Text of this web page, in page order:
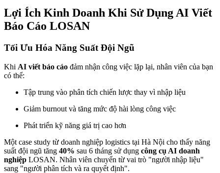
Lợi Ích Kinh Doanh Khi Sử Dụng AI Viết
Báo Cáo LOSAN
Tối Ưu Hóa Năng Suất Đội Ngũ
Khi AI viết báo cáo đảm nhận công việc lặp lại, nhân viên của bạn
có thể:
Tập trung vào phân tích chiến lược thay vì nhập liệu
Giảm burnout và tăng mức độ hài lòng công việc
Phát triển kỹ năng giá trị cao hơn
Một case study từ doanh nghiệp logistics tại Hà Nội cho thấy năng
suất đội ngũ tăng 40% sau 6 tháng sử dụng công cụ AI doanh
nghiệp LOSAN. Nhân viên chuyển từ vai trò "người nhập liệu"
sang "người phân tích và ra quyết định".